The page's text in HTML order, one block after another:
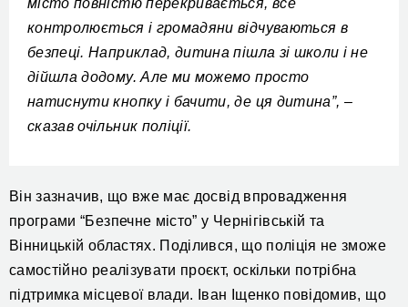
місто повністю перекривається, все
контролюється і громадяни відчуваються в
безпеці. Наприклад, дитина пішла зі школи і не
дійшла додому. Але ми можемо просто
натиснути кнопку і бачити, де ця дитина”, –
сказав очільник поліції.
Вінзазначив, що вже має досвід впровадження
програми “Безпечне місто” у Чернігівській та
Вінницькій областях. Поділився, що поліція не зможе
самостійно реалізувати проєкт, оскільки потрібна
підтримка місцевої влади. Іван Іщенко повідомив, що